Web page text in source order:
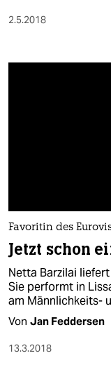
2.5.2018
Favoritin des
Jetzt schon
Netta Barzilai
Sie performt in
am Männlichkeits-
Von Jan Feddersen
13.3.2018